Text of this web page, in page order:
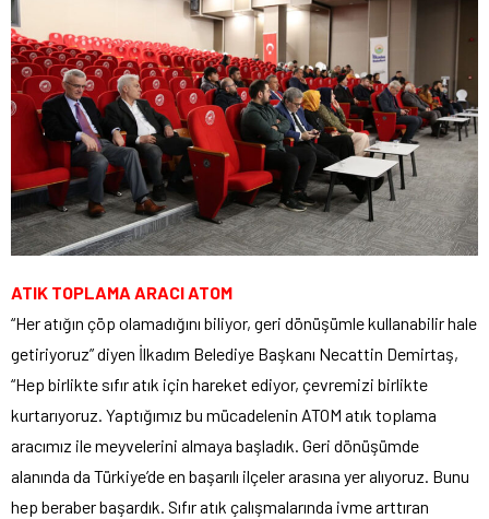
ATIK TOPLAMA ARACI ATOM
“Her atığın çöp olamadığını biliyor, geri dönüşümle kullanabilir hale
getiriyoruz” diyen İlkadım Belediye Başkanı Necattin Demirtaş,
“Hep birlikte sıfır atık için hareket ediyor, çevremizi birlikte
kurtarıyoruz. Yaptığımız bu mücadelenin ATOM atık toplama
aracımız ile meyvelerini almaya başladık. Geri dönüşümde
alanında da Türkiye’de en başarılı ilçeler arasına yer alıyoruz. Bunu
hep beraber başardık. Sıfır atık çalışmalarında ivme arttıran